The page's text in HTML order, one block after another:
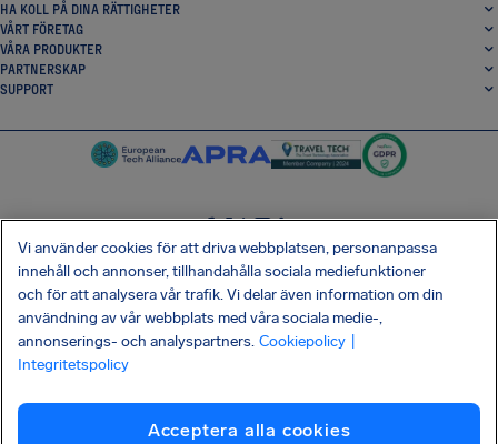
HA KOLL PÅ DINA RÄTTIGHETER
VÅRT FÖRETAG
VÅRA PRODUKTER
PARTNERSKAP
SUPPORT
SocialFacebook
SocialTwitter
SocialInstagram
SocialLinkedin
HÄMTA VÅR GRATIS-APP
Kakor
Företagsinformation
Vi använder cookies för att driva webbplatsen, personanpassa
innehåll och annonser, tillhandahålla sociala mediefunktioner
och för att analysera vår trafik. Vi delar även information om din
användning av vår webbplats med våra sociala medie-,
annonserings- och analyspartners. Cookiepolicy
Integritetspolicy
Acceptera alla cookies